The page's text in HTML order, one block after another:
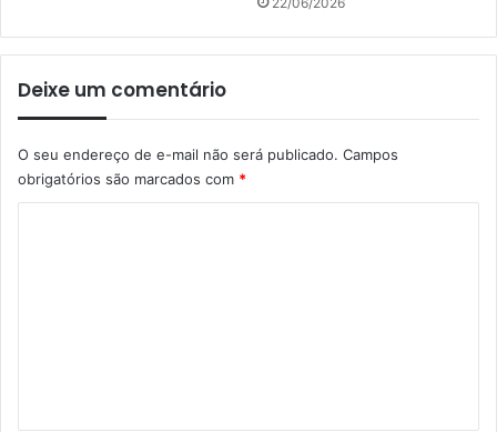
Deixe um comentário
O seu endereço de e-mail não será publicado. Campos
obrigatórios são marcados com *